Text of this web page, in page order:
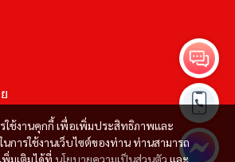
ใช้งานคุกกี้ เพื่อเพิ่มประสิทธิภาพและ
การใช้งานเว็บไซต์ของท่าน ท่านสามารถ
พิ่มเติมได้ที่ นโยบายความเป็นส่วนตัว และ